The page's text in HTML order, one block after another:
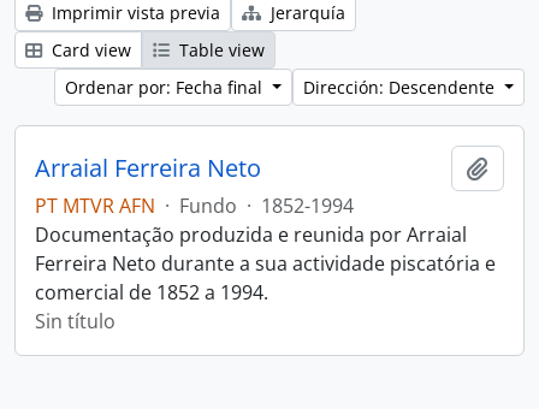
Imprimir vista previa
Jerarquía
Card view
Table view
Ordenar por: Fecha final
Dirección: Descendente
Arraial Ferreira Neto
PT MTVR AFN · Fundo · 1852-1994
Documentação produzida e reunida por Arraial
Ferreira Neto durante a sua actividade piscatória e
comercial de 1852 a 1994.
Sin título